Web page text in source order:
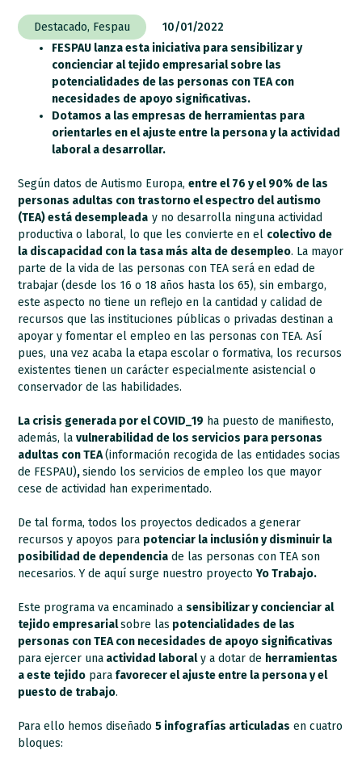
Destacado, Fespau
10/01/2022
FESPAU lanza esta iniciativa para sensibilizar y
concienciar al tejido empresarial sobre las
potencialidades de las personas con TEA con
necesidades de apoyo significativas.
Dotamos a las empresas de herramientas para
orientarles en el ajuste entre la persona y la actividad
laboral a desarrollar.
Según datos de Autismo Europa,entre el 76 y el 90% de las
personas adultas con trastorno el espectro del autismo
(TEA) está desempleada y no desarrolla ninguna actividad
productiva o laboral, lo que les convierte en el colectivo de
la discapacidad con la tasa más alta de desempleo. La mayor
parte de la vida de las personas con TEA será en edad de
trabajar (desde los 16 o 18 años hasta los 65), sin embargo,
este aspecto no tiene un reflejo en la cantidad y calidad de
recursos que las instituciones públicas o privadas destinan a
apoyar y fomentar el empleo en las personas con TEA. Así
pues, una vez acaba la etapa escolar o formativa, los recursos
existentes tienen un carácter especialmente asistencial o
conservador de las habilidades.
La crisis generada por el COVID_19 ha puesto de manifiesto,
además, lavulnerabilidad de los servicios para personas
adultas con TEA(información recogida de las entidades socias
de FESPAU),siendo los servicios de empleo los que mayor
cese de actividad han experimentado.
De tal forma, todos los proyectos dedicados a generar
recursos y apoyos para potenciar la inclusión y disminuir la
posibilidad de dependencia de las personas con TEA son
necesarios. Y de aquí surge nuestro proyectoYo Trabajo.
Este programa va encaminado asensibilizar y concienciar al
tejido empresarialsobre las potencialidades de las
personas con TEA con necesidades de apoyo significativas
para ejercer una actividad laboraly a dotar de herramientas
a este tejido para favorecer el ajuste entre la persona y el
puesto de trabajo.
Para ello hemos diseñado5 infografías articuladas en cuatro
bloques: